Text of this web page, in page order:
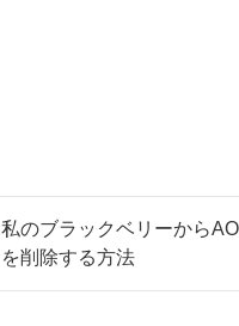
私のブラックベリーから
を削除する方法